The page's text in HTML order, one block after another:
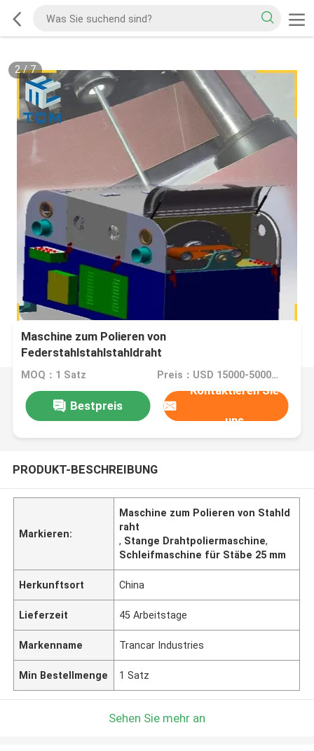
2/7
Maschine zum Polieren von
Federstahlstahlstahldraht
MOQ：1 Satz Preis：USD 15000-50000 Dollar per set
Bestpreis
Kontaktieren Sie
uns
PRODUKT-BESCHREIBUNG
Markieren:
Maschine zum Polieren von Stahld
raht
, Stange Drahtpoliermaschine,
Schleifmaschine für Stäbe 25 mm
Herkunftsort China
Lieferzeit 45 Arbeitstage
Markenname Trancar Industries
Min Bestellmenge 1 Satz
Sehen Sie mehr an